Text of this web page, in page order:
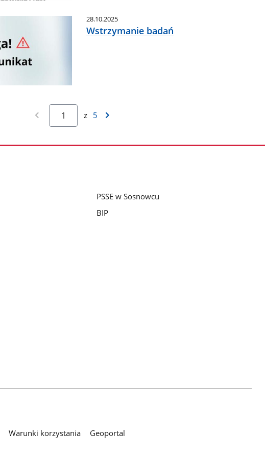
28.10.2025
Wstrzymanie badań
z 5
PSSE w Sosnowcu
BIP
Warunki korzystania
Geoportal